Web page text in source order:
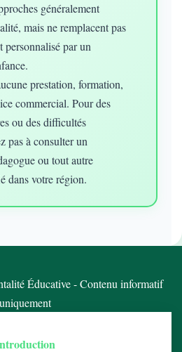
généralement
mais ne remplacent pas
personnalisé par un
prestation, formation,
commercial. Pour des
ou des difficultés
pas à consulter un
ou tout autre
dans votre région.
Éducative - Contenu informatif
uniquement